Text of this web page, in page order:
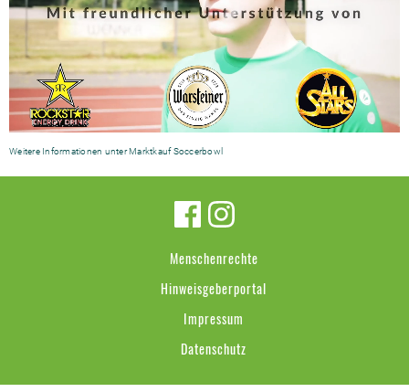
Weitere Informationen unterMarktkauf Soccerbowl
Menschenrechte
Hinweisgeberportal
Impressum
Datenschutz